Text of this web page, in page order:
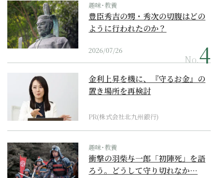
趣味･教養
豊臣秀吉の甥・秀次の切腹はどの
ように行われたのか？
2026/07/26
No.
金利上昇を機に、『守るお金』の
置き場所を再検討
PR(株式会社北九州銀行)
趣味･教養
衝撃の羽柴与一郎「初陣死」を語
ろう。どうして守り切れなか…